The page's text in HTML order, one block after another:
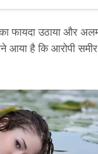
का फायदा उठाया और
है कि आरोपी